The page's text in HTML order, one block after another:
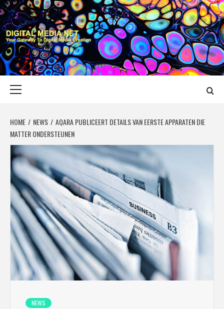
Skip
to
content
DIGITAL MEDIA
YOUR GATEWAY TO DIGITAL MEDIA CREATION
HOME NEWS
AQARA PUBLICEERT DETAILS VAN EERSTE APPARATEN DIE
MATTER ONDERSTEUNEN
NEWS